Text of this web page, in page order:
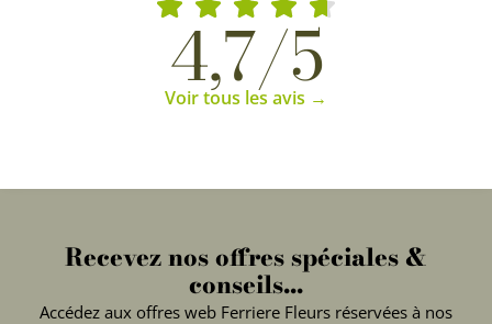
4,7/5
Voir tous les avis →
Recevez nos offres spéciales &
conseils...
Accédez aux offres web Ferriere Fleurs réservées à nos